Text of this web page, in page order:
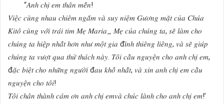
“𝐴𝑛ℎ 𝑐ℎ𝑖̣ 𝑒𝑚 𝑡ℎ𝑎̂𝑛 𝑚𝑒̂́𝑛!
𝑉𝑖𝑒̣̂𝑐 𝑐𝑢̀𝑛𝑔 𝑛ℎ𝑎𝑢 𝑐ℎ𝑖𝑒̂𝑚 𝑛𝑔𝑎̆́𝑚 𝑣𝑎̀ 𝑠𝑢𝑦 𝑛𝑖𝑒̣̂𝑚 𝐺𝑢̛𝑜̛𝑛𝑔 𝑚𝑎̣̆𝑡 𝑐𝑢̉𝑎 𝐶ℎ𝑢́𝑎
𝐾𝑖𝑡𝑜̂ 𝑐𝑢̀𝑛𝑔 𝑣𝑜̛́𝑖 𝑡𝑟𝑎́𝑖 𝑡𝑖𝑚 𝑀𝑒̣ 𝑀𝑎𝑟𝑖𝑎_ 𝑀𝑒̣ 𝑐𝑢̉𝑎 𝑐ℎ𝑢́𝑛𝑔 𝑡𝑎, 𝑠𝑒̃ 𝑙𝑎̀𝑚 𝑐ℎ𝑜
𝑐ℎ𝑢́𝑛𝑔 𝑡𝑎 ℎ𝑖𝑒̣̂𝑝 𝑛ℎ𝑎̂́𝑡 ℎ𝑜̛𝑛 𝑛ℎ𝑢̛ 𝑚𝑜̣̂𝑡 𝑔𝑖𝑎 đ𝑖̀𝑛ℎ 𝑡ℎ𝑖𝑒̂𝑛𝑔 𝑙𝑖𝑒̂𝑛𝑔, 𝑣𝑎̀ 𝑠𝑒̃ 𝑔𝑖𝑢́𝑝
𝑐ℎ𝑢́𝑛𝑔 𝑡𝑎 𝑣𝑢̛𝑜̛̣𝑡 𝑞𝑢𝑎 𝑡ℎ𝑢̛̉ 𝑡ℎ𝑎́𝑐ℎ 𝑛𝑎̀𝑦. 𝑇𝑜̂𝑖 𝑐𝑎̂̀𝑢 𝑛𝑔𝑢𝑦𝑒̣̂𝑛 𝑐ℎ𝑜 𝑎𝑛ℎ 𝑐ℎ𝑖̣ 𝑒𝑚,
đ𝑎̣̆𝑐 𝑏𝑖𝑒̣̂𝑡 𝑐ℎ𝑜 𝑛ℎ𝑢̛̃𝑛𝑔 𝑛𝑔𝑢̛𝑜̛̀𝑖 đ𝑎𝑢 𝑘ℎ𝑜̂̉ 𝑛ℎ𝑎̂́𝑡, 𝑣𝑎̀ 𝑥𝑖𝑛 𝑎𝑛ℎ 𝑐ℎ𝑖̣ 𝑒𝑚 𝑐𝑎̂̀𝑢
𝑛𝑔𝑢𝑦𝑒̣̂𝑛 𝑐ℎ𝑜 𝑡𝑜̂𝑖!
𝑇𝑜̂𝑖 𝑐ℎ𝑎̂𝑛 𝑡ℎ𝑎̀𝑛ℎ 𝑐𝑎́𝑚 𝑜̛𝑛 𝑎𝑛ℎ 𝑐ℎ𝑖̣ 𝑒𝑚𝑣𝑎̀ 𝑐ℎ𝑢́𝑐 𝑙𝑎̀𝑛ℎ 𝑐ℎ𝑜 𝑎𝑛ℎ 𝑐ℎ𝑖̣ 𝑒𝑚!’